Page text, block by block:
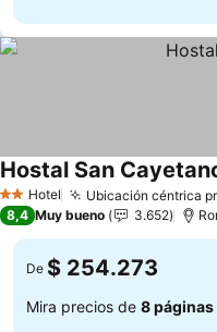
2 Estrellas
Hotel Ubicación céntrica
Hostal San
8,4 Muy bueno 3.652
De $ 254.273
Mira precios de 8 páginas